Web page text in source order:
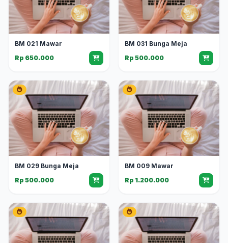
BM 021 Mawar
Rp 650.000
BM 031 Bunga Meja
Rp 500.000
BM 029 Bunga Meja
Rp 500.000
BM 009 Mawar
Rp 1.200.000